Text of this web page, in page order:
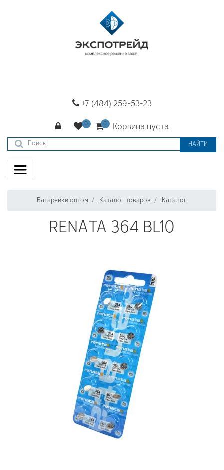
+7 (484) 259-53-23
Корзина пуста
НАЙТИ
Батарейки оптом Каталог товаров Каталог
RENATA 364 BL10